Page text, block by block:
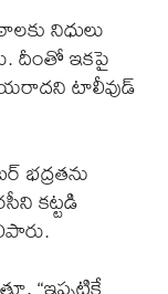
నిధులు
దీంతో ఇకపై
టాలీవుడ్
కట్టడి